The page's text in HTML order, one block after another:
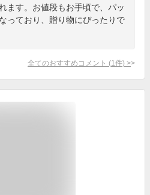
ます。お値段もお手頃で、パッ
っており、贈り物にぴったりで
全てのおすすめコメント (1 件) >